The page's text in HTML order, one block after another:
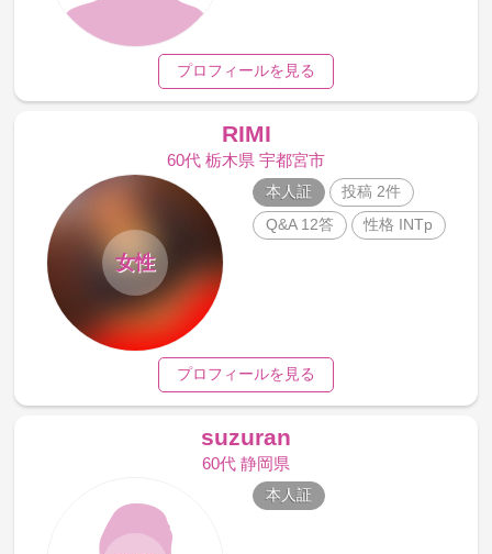
プロフィールを見る
RIMI
60代 栃木県 宇都宮市
女性
本人証
投稿 2件
Q&A 12答
性格 INTp
プロフィールを見る
suzuran
60代 静岡県
本人証